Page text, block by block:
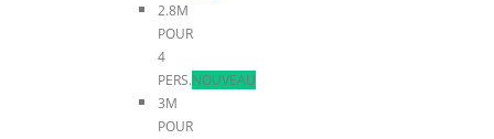
2.8M
POUR
4
PERS.NOUVEAU
3M
POUR